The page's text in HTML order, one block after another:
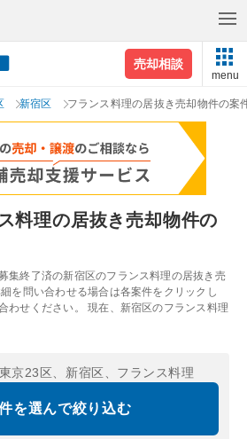
売却相談
menu
新宿区 フランス料理の居抜き売却物件の案
料理の居抜き売却物件の
集終了済の新宿区のフランス料理の居抜き売
を問い合わせる場合は各案件をクリックし
わせください。 現在、新宿区のフランス料理
京23区、新宿区、フランス料理
を選んで絞り込む